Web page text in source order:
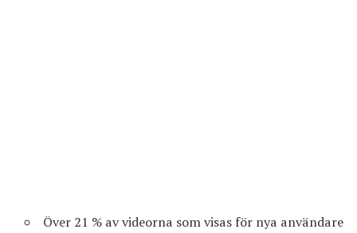
Över 21 % av videorna som visas för nya användare